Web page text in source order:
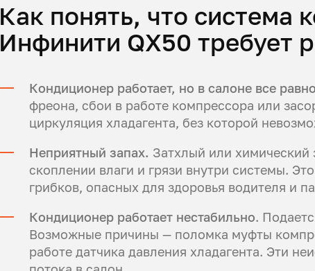
Как понять, что система
Инфинити QX50 требует
Кондиционер работает, но в салоне все
фреона, сбои в работе компрессора или
циркуляция хладагента, без которой
Неприятный запах. Затхлый или химический
скоплении влаги и грязи внутри системы.
грибков, опасных для здоровья водителя и
Кондиционер работает нестабильно.
Возможные причины — поломка муфты
работе датчика давления хладагента. Эти